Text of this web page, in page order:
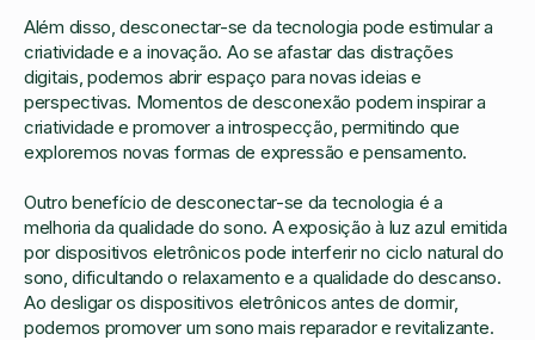
Além disso, desconectar-se da tecnologia pode estimular a
criatividade e a inovação. Ao se afastar das distrações
digitais, podemos abrir espaço para novas ideias e
perspectivas. Momentos de desconexão podem inspirar a
criatividade e promover a introspecção, permitindo que
exploremos novas formas de expressão e pensamento.
Outro benefício de desconectar-se da tecnologia é a
melhoria da qualidade do sono. A exposição à luz azul emitida
por dispositivos eletrônicos pode interferir no ciclo natural do
sono, dificultando o relaxamento e a qualidade do descanso.
Ao desligar os dispositivos eletrônicos antes de dormir,
podemos promover um sono mais reparador e revitalizante.